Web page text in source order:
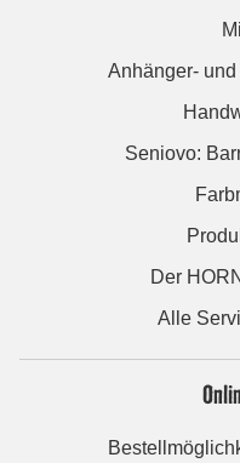
Anhänger-
Seniovo:
Der
Alle